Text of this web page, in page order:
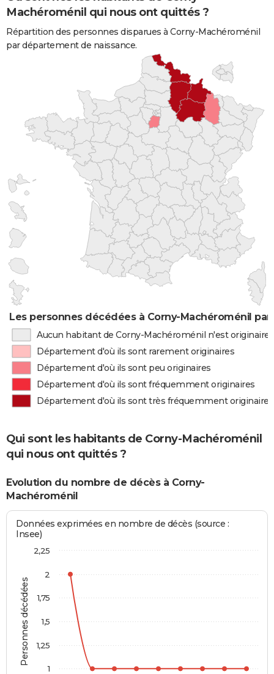
Machéroménil qui nous ont quittés ?
Répartition des personnes disparues à Corny-Machéroménil
par département de naissance.
Les personnes décédées à Corny-Machéroménil
Aucun habitant de Corny-Machéroménil n'est originaire
Département d'où ils sont rarement originaires
Département d'où ils sont peu originaires
Département d'où ils sont fréquemment originaires
Département d'où ils sont très fréquemment originaires
Qui sont les habitants de Corny-Machéroménil
qui nous ont quittés ?
Evolution du nombre de décès à Corny-
Machéroménil
Personnes décédées
Données exprimées en nombre de décès (source :
Insee)
1
1,25
1,5
1,75
2
2,25